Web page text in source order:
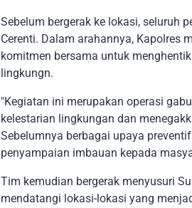
Sebelum bergerak ke lokasi, seluruh
Cerenti. Dalam arahannya, Kapolres
komitmen bersama untuk
lingkungn.
"Kegiatan ini merupakan operasi
kelestarian lingkungan dan
Sebelumnya berbagai upaya
penyampaian imbauan kepada
Tim kemudian bergerak menyusuri
mendatangi lokasi-lokasi yang